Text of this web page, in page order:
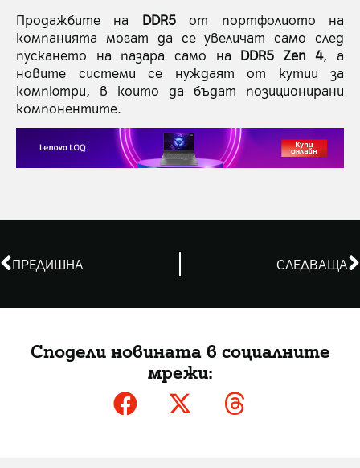
Продажбите на DDR5от портфолиото на
компанията могат да се увеличат само след
пускането на пазара само на DDR5 Zen 4, а
новите системи се нуждаят от кутии за
компютри, в които да бъдат позиционирани
компонентите.
ПРЕДИШНА СЛЕДВАЩА
Сподели новината в социалните
мрежи: